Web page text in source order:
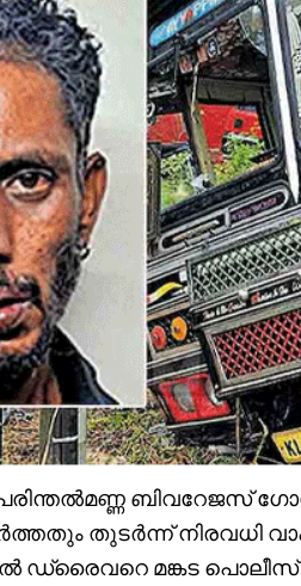
ബിവറേജസ്
തുടർന്ന് നിരവധി
ഡ്രൈവറെ മങ്കട പൊലീസ്